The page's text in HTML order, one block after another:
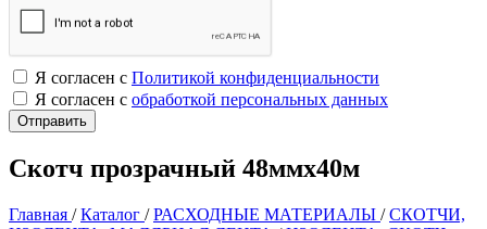
Я согласен с Политикой конфиденциальности
Я согласен с обработкой персональных данных
Скотч прозрачный 48ммх40м
Главная /Каталог /РАСХОДНЫЕ МАТЕРИАЛЫ /СКОТЧИ,